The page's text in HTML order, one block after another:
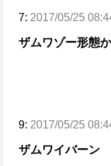
7: 2017/05/25
ザムワゾー形態
9: 2017/05/25
ザムワイバーン